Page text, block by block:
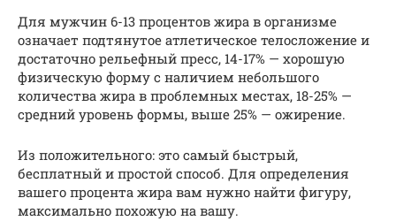
Для мужчин 6-13 процентов жира в организме
означает подтянутое атлетическое телосложение и
достаточно рельефный пресс, 14-17% — хорошую
физическую форму с наличием небольшого
количества жира в проблемных местах, 18-25% —
средний уровень формы, выше 25% — ожирение.
Из положительного: это самый быстрый,
бесплатный и простой способ. Для определения
вашего процента жира вам нужно найти фигуру,
максимально похожую на вашу.